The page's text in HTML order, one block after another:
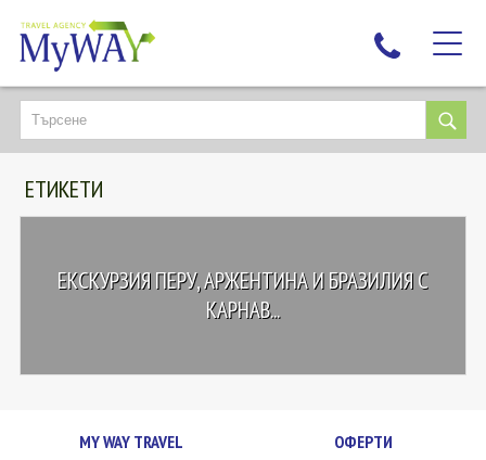
НАЙ-ТЪРСЕНИ
ДЕСТИНАЦИИ
ЕКЗОТИЧНИ ПОЧИВКИ
ЛЮБОПИТНО
КОНТАКТИ
ЕТИКЕТИ
ЕКСКУРЗИЯ ПЕРУ, АРЖЕНТИНА И БРАЗИЛИЯ С
КАРНАВ...
MY WAY TRAVEL ОФЕРТИ